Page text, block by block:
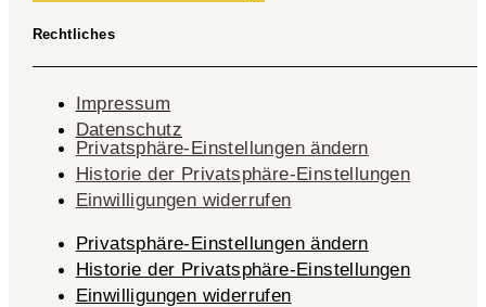
Rechtliches
Impressum
Datenschutz
Privatsphäre-Einstellungen ändern
Historie der Privatsphäre-Einstellungen
Einwilligungen widerrufen
Privatsphäre-Einstellungen ändern
Historie der Privatsphäre-Einstellungen
Einwilligungen widerrufen